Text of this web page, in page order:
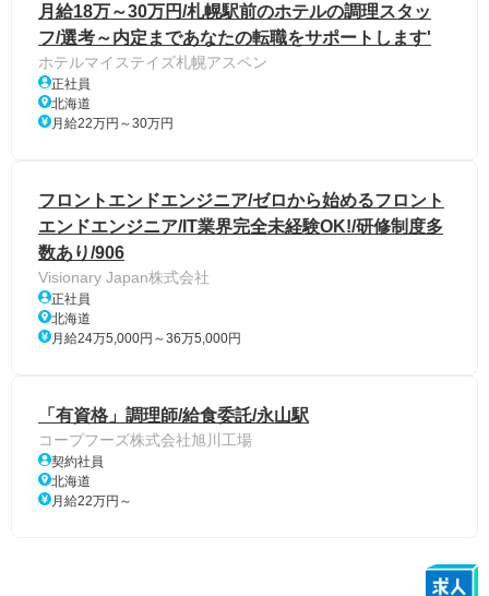
月給18万～30万円/札幌駅前のホテルの調理スタッ
フ/選考～内定まであなたの転職をサポートします'
ホテルマイステイズ札幌アスペン
正社員
北海道
月給22万円～30万円
フロントエンドエンジニア/ゼロから始めるフロント
エンドエンジニア/IT業界完全未経験OK!/研修制度多
数あり/906
Visionary Japan株式会社
正社員
北海道
月給24万5,000円～36万5,000円
「有資格」調理師/給食委託/永山駅
コープフーズ株式会社旭川工場
契約社員
北海道
月給22万円～